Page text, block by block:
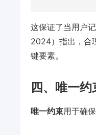
这保证了当用户
2024）指出，合
键要素。
四、唯一
唯一约束用于确